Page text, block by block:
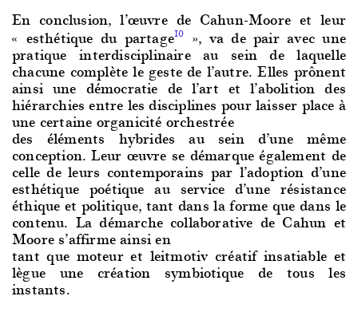
En conclusion, l’œuvre de Cahun-Moore et leur
« esthétique du partage10 », va de pair avec une
pratique interdisciplinaire au sein de laquelle
chacune complète le geste de l’autre. Elles prônent
ainsi une démocratie de l’art et l’abolition des
hiérarchies entre les disciplines pour laisser place à
une certaine organicité orchestrée
des éléments hybrides au sein d’une même
conception. Leur œuvre se démarque également de
celle de leurs contemporains par l’adoption d’une
esthétique poétique au service d’une résistance
éthique et politique, tant dans la forme que dans le
contenu. La démarche collaborative de Cahun et
Moore s’affirme ainsi en
tant que moteur et leitmotiv créatif insatiable et
lègue une création symbiotique de tous les
instants.